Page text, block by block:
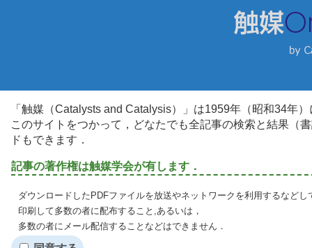
「触媒（Catalysts and Catalysis）」は1959年（昭和34年
このサイトをつかって，どなたでも全記事の検索と結果（
ドもできます．
記事の著作権は触媒学会が有します．
ダウンロードしたPDFファイルを放送やネットワークを利用するなど
印刷して多数の者に配布すること,あるいは，
多数の者にメール配信することなどはできません．